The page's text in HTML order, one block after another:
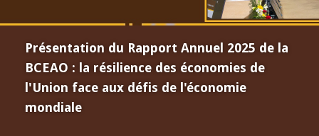
Présentation du Rapport Annuel 2025 de la
BCEAO : la résilience des économies de
l'Union face aux défis de l'économie
mondiale